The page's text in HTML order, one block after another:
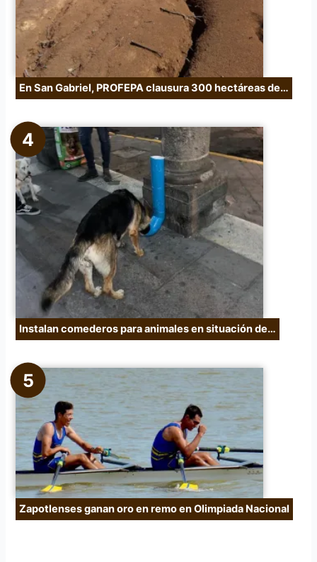
En San Gabriel, PROFEPA clausura 300 hectáreas de…
Instalan comederos para animales en situación de…
Zapotlenses ganan oro en remo en Olimpiada Nacional